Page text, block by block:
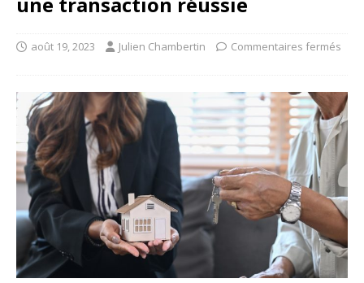
août 19, 2023 Julien Chambertin Commentaires fermés